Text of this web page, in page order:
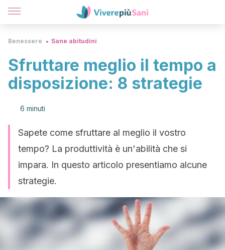
Benessere Sane abitudini
Sfruttare meglio il tempo a
disposizione: 8 strategie
6 minuti
Sapete come sfruttare al meglio il vostro
tempo? La produttività è un'abilità che si
impara. In questo articolo presentiamo alcune
strategie.